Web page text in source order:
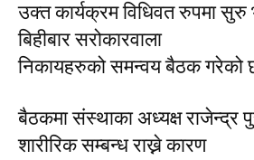
उक्त कार्यक्रम विधिवत रुपमा सुरु
बिहीबार सरोकारवाला
निकायहरुको समन्वय बैठक गरेको
बैठकमा संस्थाका अध्यक्ष राजेन्द्र
शारीरिक सम्बन्ध राख्ने कारण